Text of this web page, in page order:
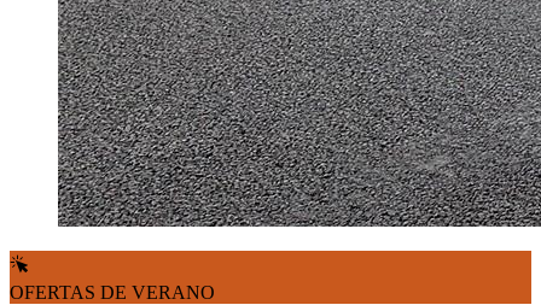
OFERTAS DE VERANO